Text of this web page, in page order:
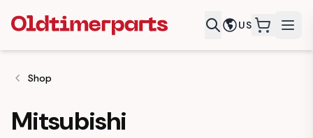
US
Shop
Mitsubishi